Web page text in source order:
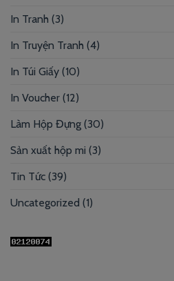
In Tranh (3)
In Truyện Tranh (4)
In Túi Giấy (10)
In Voucher (12)
Làm Hộp Đựng (30)
Sản xuất hộp mi (3)
Tin Tức (39)
Uncategorized (1)